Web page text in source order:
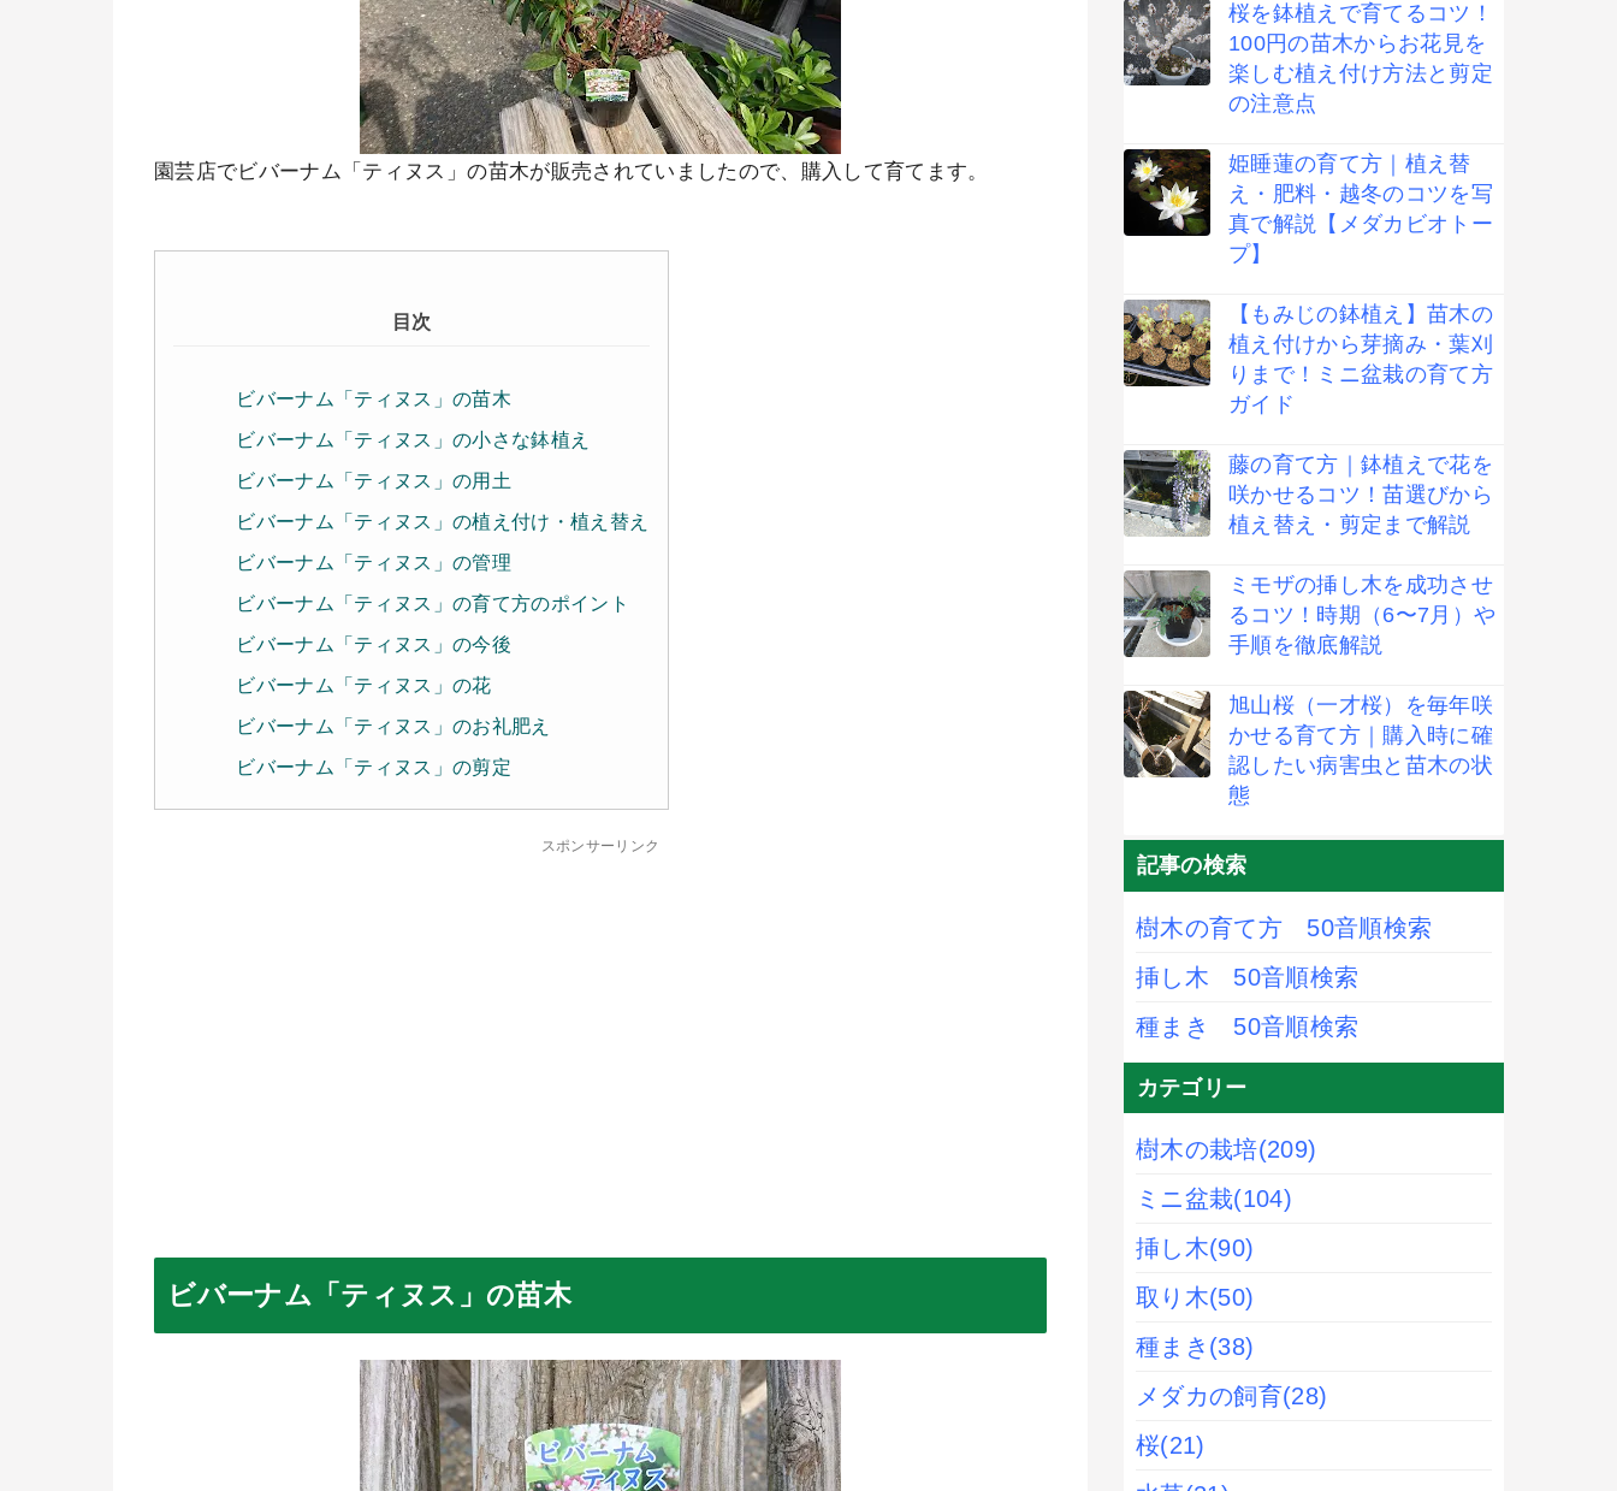
園芸店でビバーナム「ティヌス」の苗木が販売されていましたので、購入して育てます。
目次
ビバーナム「ティヌス」の苗木
ビバーナム「ティヌス」の小さな鉢植え
ビバーナム「ティヌス」の用土
ビバーナム「ティヌス」の植え付け・植え替え
ビバーナム「ティヌス」の管理
ビバーナム「ティヌス」の育て方のポイント
ビバーナム「ティヌス」の今後
ビバーナム「ティヌス」の花
ビバーナム「ティヌス」のお礼肥え
ビバーナム「ティヌス」の剪定
スポンサーリンク
ビバーナム「ティヌス」の苗木
桜を鉢植えで育てるコツ！
100円の苗木からお花見を
楽しむ植え付け方法と剪定
の注意点
姫睡蓮の育て方｜植え替
え・肥料・越冬のコツを写
真で解説【メダカビオトー
プ】
【もみじの鉢植え】苗木の
植え付けから芽摘み・葉刈
りまで！ミニ盆栽の育て方
ガイド
藤の育て方｜鉢植えで花を
咲かせるコツ！苗選びから
植え替え・剪定まで解説
ミモザの挿し木を成功させ
るコツ！時期（6〜7月）や
手順を徹底解説
旭山桜（一才桜）を毎年咲
かせる育て方｜購入時に確
認したい病害虫と苗木の状
態
記事の検索
樹木の育て方 50音順検索
挿し木 50音順検索
種まき 50音順検索
カテゴリー
樹木の栽培(209)
ミニ盆栽(104)
挿し木(90)
取り木(50)
種まき (38)
メダカの飼育(28)
桜(21)